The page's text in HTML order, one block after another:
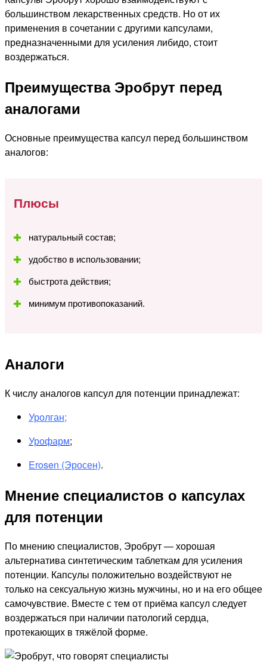
большинством лекарственных средств. Но от их
применения в сочетании с другими капсулами,
предназначенными для усиления либидо, стоит
воздержаться.
Преимущества Эробрут перед
аналогами
Основные преимущества капсул перед большинством
аналогов:
Плюсы
натуральный состав;
удобство в использовании;
быстрота действия;
минимум противопоказаний.
Аналоги
К числу аналогов капсул для потенции принадлежат:
Уролган;
Урофарм;
Erosen (Эросен).
Мнение специалистов о капсулах
для потенции
По мнению специалистов, Эробрут — хорошая
альтернатива синтетическим таблеткам для усиления
потенции. Капсулы положительно воздействуют не
только на сексуальную жизнь мужчины, но и на его общее
самочувствие. Вместе с тем от приёма капсул следует
воздержаться при наличии патологий сердца,
протекающих в тяжёлой форме.